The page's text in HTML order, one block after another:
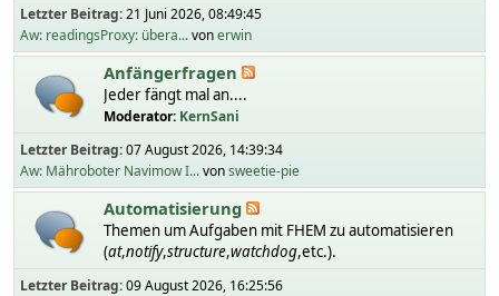
Letzter Beitrag:21 Juni 2026, 08:49:45
Aw: readingsProxy: übera...vonerwin
Anfängerfragen
Jeder fängt mal an....
Moderator: KernSani
Letzter Beitrag:07 August 2026, 14:39:34
Aw: Mähroboter Navimow I...vonsweetie-pie
Automatisierung
Themen um Aufgaben mit FHEM zu automatisieren
(at,notify,structure,watchdog,etc.).
Letzter Beitrag:09 August 2026, 16:25:56